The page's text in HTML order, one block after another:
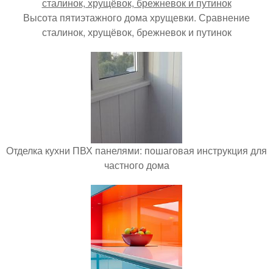
Высота пятиэтажного дома хрущевки. Сравнение
сталинок, хрущёвок, брежневок и путинок
Отделка кухни ПВХ панелями: пошаговая инструкция для
частного дома